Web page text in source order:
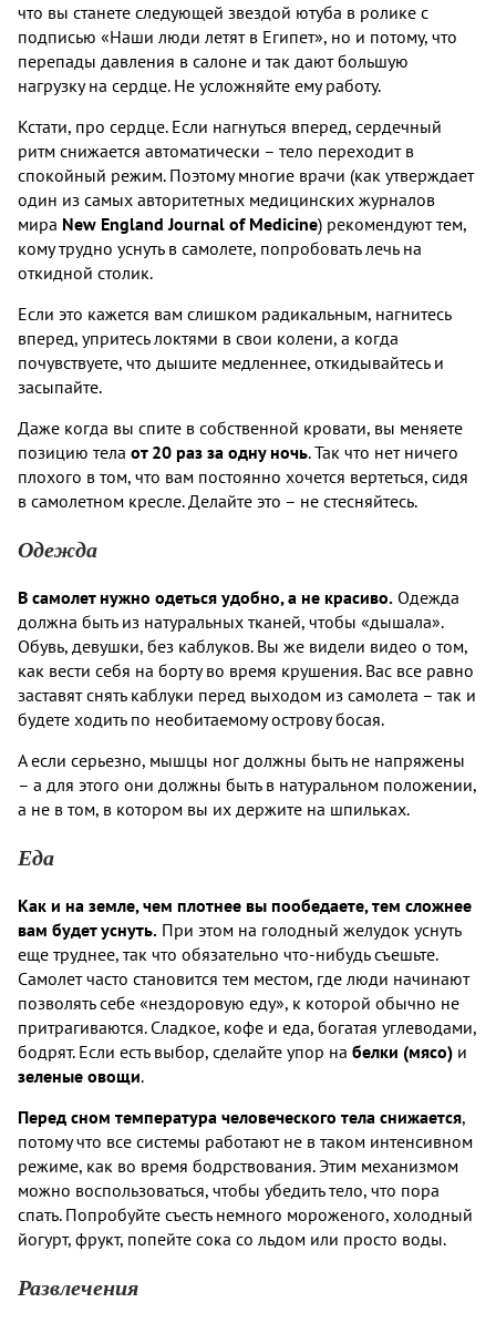
что вы станете следующей звездой ютуба в ролике с
подписью «Наши люди летят в Египет», но и потому, что
перепады давления в салоне и так дают большую
нагрузку на сердце. Не усложняйте ему работу.
Кстати, про сердце. Если нагнуться вперед, сердечный
ритм снижается автоматически – тело переходит в
спокойный режим. Поэтому многие врачи (как утверждает
один из самых авторитетных медицинских журналов
мира New England Journal of Medicine) рекомендуют тем,
кому трудно уснуть в самолете, попробовать лечь на
откидной столик.
Если это кажется вам слишком радикальным, нагнитесь
вперед, упритесь локтями в свои колени, а когда
почувствуете, что дышите медленнее, откидывайтесь и
засыпайте.
Даже когда вы спите в собственной кровати, вы меняете
позицию тела от 20 раз за одну ночь. Так что нет ничего
плохого в том, что вам постоянно хочется вертеться, сидя
в самолетном кресле. Делайте это – не стесняйтесь.
Одежда
В самолет нужно одеться удобно, а не красиво. Одежда
должна быть из натуральных тканей, чтобы «дышала».
Обувь, девушки, без каблуков. Вы же видели видео о том,
как вести себя на борту во время крушения. Вас все равно
заставят снять каблуки перед выходом из самолета – так и
будете ходить по необитаемому острову босая.
А если серьезно, мышцы ног должны быть не напряжены
– а для этого они должны быть в натуральном положении,
а не в том, в котором вы их держите на шпильках.
Еда
Как и на земле, чем плотнее вы пообедаете, тем сложнее
вам будет уснуть. При этом на голодный желудок уснуть
еще труднее, так что обязательно что-нибудь съешьте.
Самолет часто становится тем местом, где люди начинают
позволять себе «нездоровую еду», к которой обычно не
притрагиваются. Сладкое, кофе и еда, богатая углеводами,
бодрят. Если есть выбор, сделайте упор на белки (мясо) и
зеленые овощи.
Перед сном температура человеческого тела снижается,
потому что все системы работают не в таком интенсивном
режиме, как во время бодрствования. Этим механизмом
можно воспользоваться, чтобы убедить тело, что пора
спать. Попробуйте съесть немного мороженого, холодный
йогурт, фрукт, попейте сока со льдом или просто воды.
Развлечения